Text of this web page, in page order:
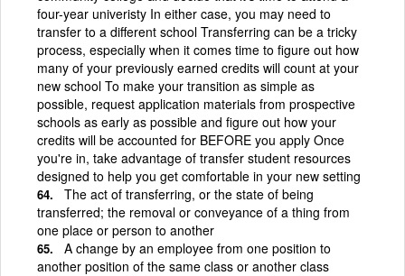
four-year univeristy In either case, you may need to
transfer to a different school Transferring can be a tricky
process, especially when it comes time to figure out how
many of your previously earned credits will count at your
new school To make your transition as simple as
possible, request application materials from prospective
schools as early as possible and figure out how your
credits will be accounted for BEFORE you apply Once
you're in, take advantage of transfer student resources
designed to help you get comfortable in your new setting
The act of transferring, or the state of being
transferred; the removal or conveyance of a thing from
one place or person to another
A change by an employee from one position to
another position of the same class or another class